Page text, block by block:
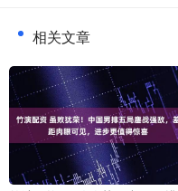
相关文章